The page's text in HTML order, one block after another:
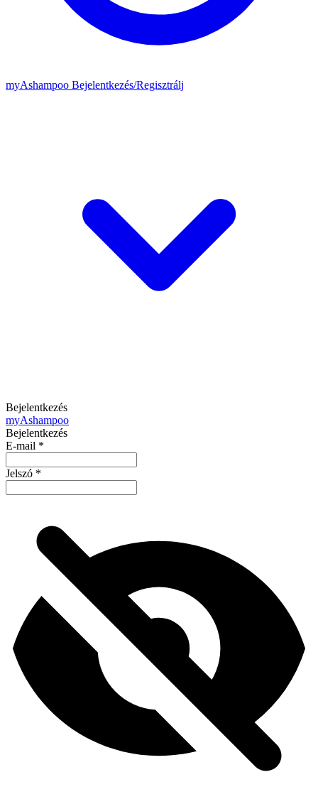
myAshampoo Bejelentkezés/Regisztrálj
Bejelentkezés
myAshampoo
Bejelentkezés
E-mail *
Jelszó *